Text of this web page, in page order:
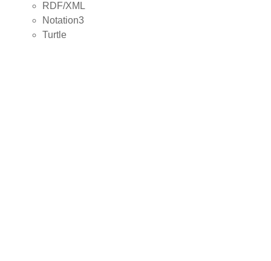
RDF/XML
Notation3
Turtle